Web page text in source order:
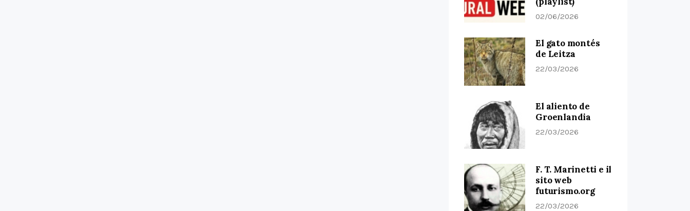
02/06/2026
El gato montés
de Leitza
22/03/2026
El aliento de
Groenlandia
22/03/2026
F. T. Marinetti e il
sito web
futurismo.org
22/03/2026